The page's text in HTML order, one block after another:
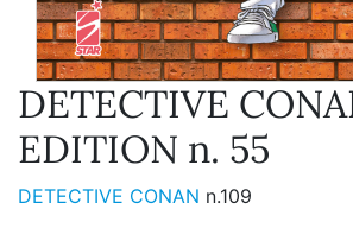
DETECTIVE
EDITION n. 55
DETECTIVE CONAN n.109